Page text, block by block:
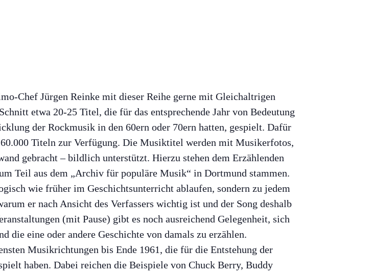
Chef Jürgen Reinke mit dieser Reihe gerne mit Gleichaltrigen
etwa 20-25 Titel, die für das entsprechende Jahr von Bedeutung
der Rockmusik in den 60ern oder 70ern hatten, gespielt. Dafür
Titeln zur Verfügung. Die Musiktitel werden mit Musikerfotos,
gebracht – bildlich unterstützt. Hierzu stehen dem Erzählenden
Teil aus dem „Archiv für populäre Musik“ in Dortmund stammen.
wie früher im Geschichtsunterricht ablaufen, sondern zu jedem
er nach Ansicht des Verfassers wichtig ist und der Song deshalb
(mit Pause) gibt es noch ausreichend Gelegenheit, sich
eine oder andere Geschichte von damals zu erzählen.
Musikrichtungen bis Ende 1961, die für die Entstehung der
haben. Dabei reichen die Beispiele von Chuck Berry, Buddy